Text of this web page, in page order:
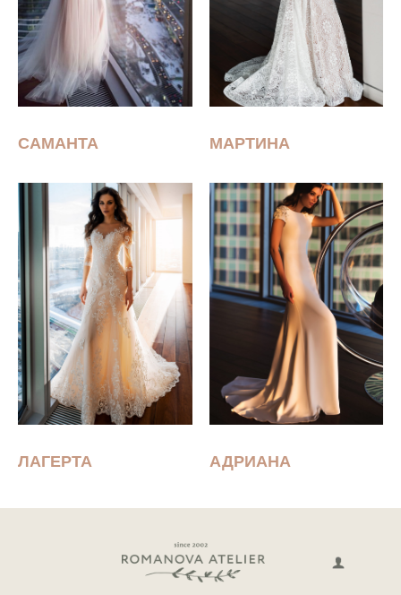
САМАНТА МАРТИНА
ЛАГЕРТА АДРИАНА